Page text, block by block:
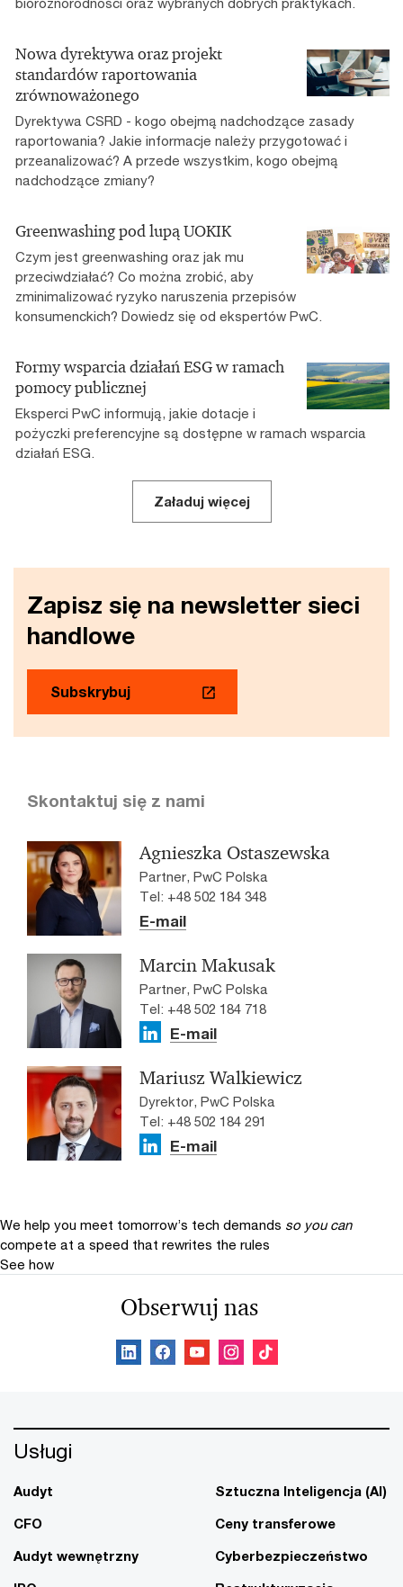
Nowa dyrektywa oraz projekt
standardów raportowania
zrównoważonego
Dyrektywa CSRD - kogo obejmą nadchodzące zasady
raportowania? Jakie informacje należy przygotować i
przeanalizować? A przede wszystkim, kogo obejmą
nadchodzące zmiany?
Greenwashing pod lupą UOKIK
Czym jest greenwashing oraz jak mu
przeciwdziałać? Co można zrobić, aby
zminimalizować ryzyko naruszenia przepisów
konsumenckich? Dowiedz się od ekspertów PwC.
Formy wsparcia działań ESG w ramach
pomocy publicznej
Eksperci PwC informują, jakie dotacje i
pożyczki preferencyjne są dostępne w ramach wsparcia
działań ESG.
Załaduj więcej
Zapisz się na newsletter sieci
handlowe
Subskrybuj
Skontaktuj się z nami
Agnieszka Ostaszewska
Partner, PwC Polska
Tel: +48 502 184 348
E-mail
Marcin Makusak
Partner, PwC Polska
Tel: +48 502 184 718
E-mail
Mariusz Walkiewicz
Dyrektor, PwC Polska
Tel: +48 502 184 291
E-mail
We help you meet tomorrow’s tech demands so you can
compete at a speed that rewrites the rules
See how
Obserwuj nas
Usługi
Audyt
CFO
Audyt wewnętrzny
Sztuczna Inteligencja (AI)
Ceny transferowe
Cyberbezpieczeństwo